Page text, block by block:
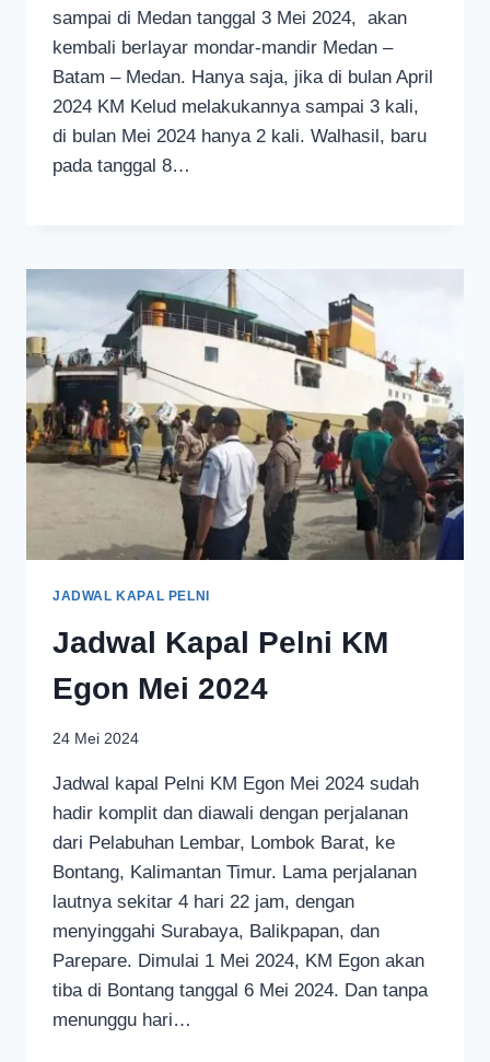
sampai di Medan tanggal 3 Mei 2024, akan
kembali berlayar mondar-mandir Medan –
Batam – Medan. Hanya saja, jika di bulan April
2024 KM Kelud melakukannya sampai 3 kali,
di bulan Mei 2024 hanya 2 kali. Walhasil, baru
pada tanggal 8…
JADWAL KAPAL PELNI
Jadwal Kapal Pelni KM
Egon Mei 2024
24 Mei 2024
Jadwal kapal Pelni KM Egon Mei 2024 sudah
hadir komplit dan diawali dengan perjalanan
dari Pelabuhan Lembar, Lombok Barat, ke
Bontang, Kalimantan Timur. Lama perjalanan
lautnya sekitar 4 hari 22 jam, dengan
menyinggahi Surabaya, Balikpapan, dan
Parepare. Dimulai 1 Mei 2024, KM Egon akan
tiba di Bontang tanggal 6 Mei 2024. Dan tanpa
menunggu hari…